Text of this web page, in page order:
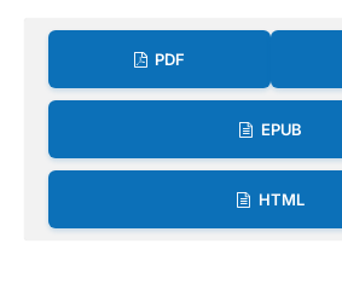
PDF
EPUB
HTML